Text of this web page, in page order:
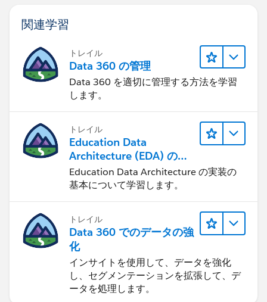
関連学習
トレイル
Data 360 の管理
Data 360 を適切に管理する方法を学習
します。
トレイル
Education Data
Architecture (EDA) の管
理
Education Data Architecture の実装の
基本について学習します。
トレイル
Data 360 でのデータの強
化
インサイトを使用して、データを強化
し、セグメンテーションを拡張して、デ
ータを処理します。